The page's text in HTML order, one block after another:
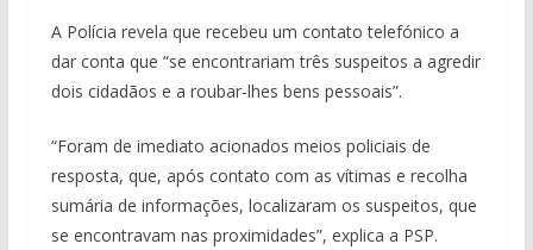
A Polícia revela que recebeu um contato telefónico a
dar conta que “se encontrariam três suspeitos a agredir
dois cidadãos e a roubar-lhes bens pessoais”.
“Foram de imediato acionados meios policiais de
resposta, que, após contato com as vítimas e recolha
sumária de informações, localizaram os suspeitos, que
se encontravam nas proximidades”, explica a PSP.